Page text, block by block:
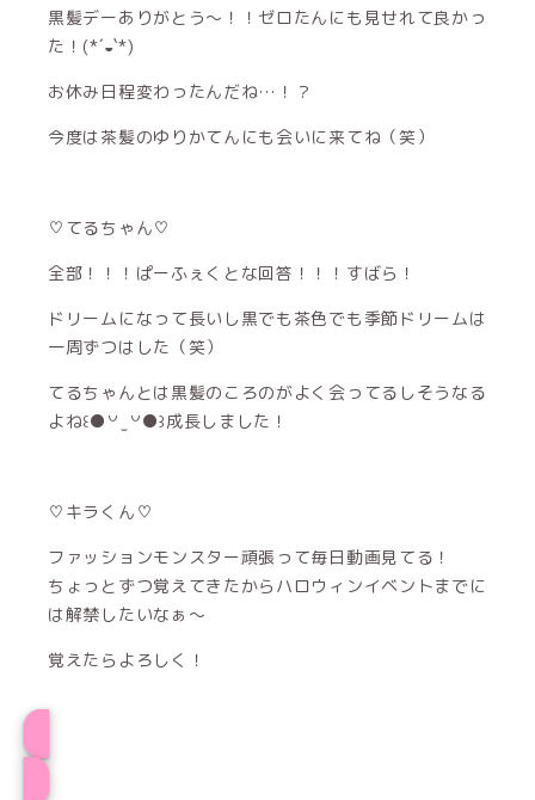
黒髪デーありがとう〜！！ゼロたんにも見せれて良かっ
た！(*´◒`*)
お休み日程変わったんだね…！？
今度は茶髪のゆりかてんにも会いに来てね（笑）
♡てるちゃん♡
全部！！！ぱーふぇくとな回答！！！すばら！
ドリームになって長いし黒でも茶色でも季節ドリームは
一周ずつはした（笑）
てるちゃんとは黒髪のころのがよく会ってるしそうなる
よね꒰●꒡ ̫ ꒡●꒱成長しました！
♡キラくん♡
ファッションモンスター頑張って毎日動画見てる！
ちょっとずつ覚えてきたからハロウィンイベントまでに
は解禁したいなぁ〜
覚えたらよろしく！